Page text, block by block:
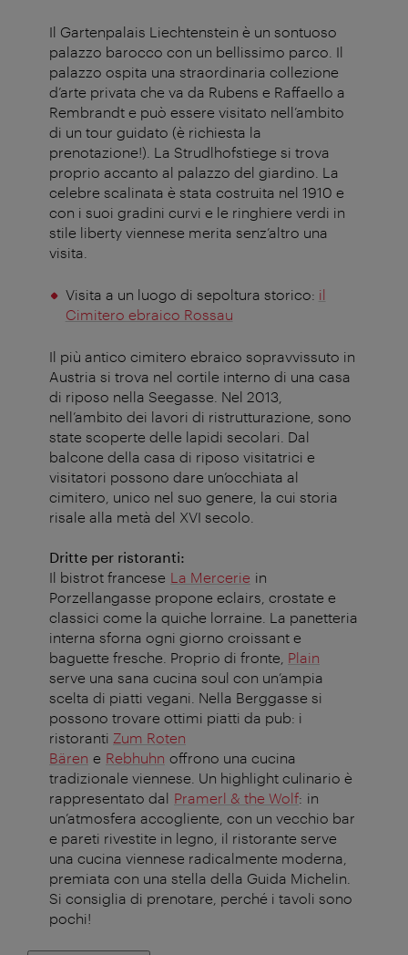
Il Gartenpalais Liechtenstein è un sontuoso
palazzo barocco con un bellissimo parco. Il
palazzo ospita una straordinaria collezione
d’arte privata che va da Rubens e Raffaello a
Rembrandt e può essere visitato nell’ambito
di un tour guidato (è richiesta la
prenotazione!). La Strudlhofstiege si trova
proprio accanto al palazzo del giardino. La
celebre scalinata è stata costruita nel 1910 e
con i suoi gradini curvi e le ringhiere verdi in
stile liberty viennese merita senz’altro una
visita.
Visita a un luogo di sepoltura storico: il
Cimitero ebraico Rossau
Il più antico cimitero ebraico sopravvissuto in
Austria si trova nel cortile interno di una casa
di riposo nella Seegasse. Nel 2013,
nell’ambito dei lavori di ristrutturazione, sono
state scoperte delle lapidi secolari. Dal
balcone della casa di riposo visitatrici e
visitatori possono dare un’occhiata al
cimitero, unico nel suo genere, la cui storia
risale alla metà del XVI secolo.
Dritte per ristoranti:
Il bistrot francese La Mercerie in
Porzellangasse propone eclairs, crostate e
classici come la quiche lorraine. La panetteria
interna sforna ogni giorno croissant e
baguette fresche. Proprio di fronte, Plain
serve una sana cucina soul con un’ampia
scelta di piatti vegani. Nella Berggasse si
possono trovare ottimi piatti da pub: i
ristoranti Zum Roten
Bären e Rebhuhn offrono una cucina
tradizionale viennese. Un highlight culinario è
rappresentato dal Pramerl & the Wolf: in
un’atmosfera accogliente, con un vecchio bar
e pareti rivestite in legno, il ristorante serve
una cucina viennese radicalmente moderna,
premiata con una stella della Guida Michelin.
Si consiglia di prenotare, perché i tavoli sono
pochi!